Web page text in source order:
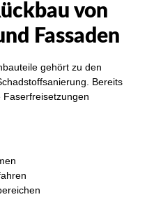
von
Fassaden
gehört zu den
Bereits